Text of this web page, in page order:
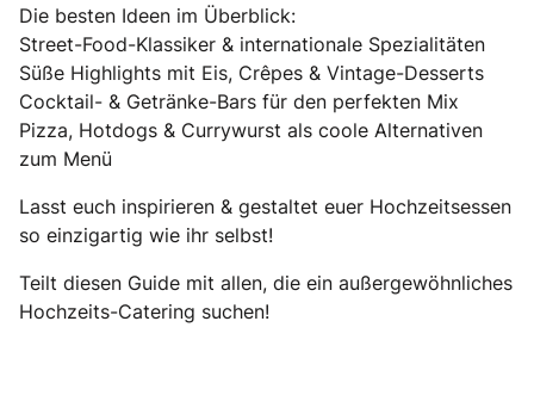
Die besten Ideen im Überblick:
Street-Food-Klassiker & internationale Spezialitäten
Süße Highlights mit Eis, Crêpes & Vintage-Desserts
Cocktail- & Getränke-Bars für den perfekten Mix
Pizza, Hotdogs & Currywurst als coole Alternativen
zum Menü
Lasst euch inspirieren & gestaltet euer Hochzeitsessen
so einzigartig wie ihr selbst!
Teilt diesen Guide mit allen, die ein außergewöhnliches
Hochzeits-Catering suchen!